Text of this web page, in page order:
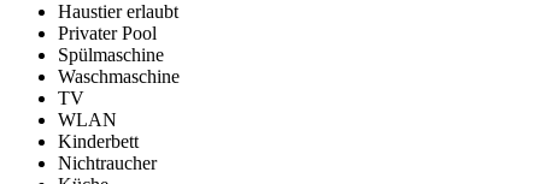
Haustier erlaubt
Privater Pool
Spülmaschine
Waschmaschine
TV
WLAN
Kinderbett
Nichtraucher